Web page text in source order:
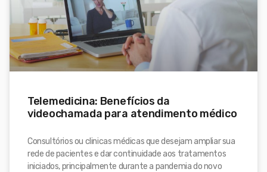
Telemedicina: Benefícios da
videochamada para atendimento médico
Consultórios ou clinicas médicas que desejam ampliar sua
rede de pacientes e dar continuidade aos tratamentos
iniciados, principalmente durante a pandemia do novo